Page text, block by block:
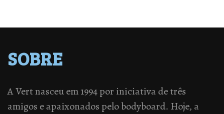
SOBRE
A Vert nasceu em 1994 por iniciativa de três
amigos e apaixonados pelo bodyboard. Hoje, a